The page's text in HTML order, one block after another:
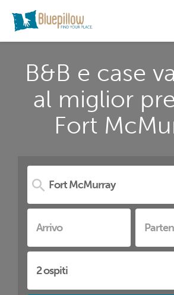
B&B e case
al miglior
Fort